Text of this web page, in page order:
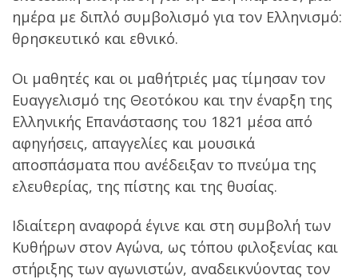
ημέρα με διπλό συμβολισμό για τον Ελληνισμό:
θρησκευτικό και εθνικό.
Οι μαθητές και οι μαθήτριές μας τίμησαν τον
Ευαγγελισμό της Θεοτόκου και την έναρξη της
Ελληνικής Επανάστασης του 1821 μέσα από
αφηγήσεις, απαγγελίες και μουσικά
αποσπάσματα που ανέδειξαν το πνεύμα της
ελευθερίας, της πίστης και της θυσίας.
Ιδιαίτερη αναφορά έγινε και στη συμβολή των
Κυθήρων στον Αγώνα, ως τόπου φιλοξενίας και
στήριξης των αγωνιστών, αναδεικνύοντας τον